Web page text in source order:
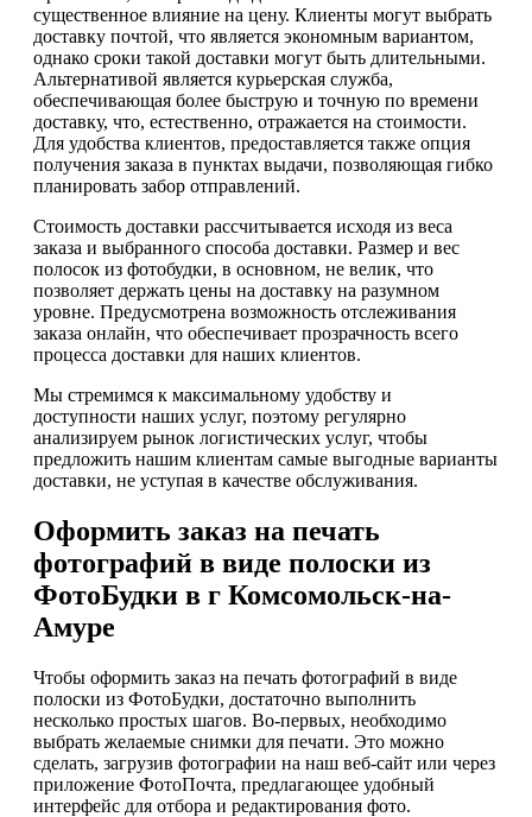
существенное влияние на цену. Клиенты могут выбрать
доставку почтой, что является экономным вариантом,
однако сроки такой доставки могут быть длительными.
Альтернативой является курьерская служба,
обеспечивающая более быструю и точную по времени
доставку, что, естественно, отражается на стоимости.
Для удобства клиентов, предоставляется также опция
получения заказа в пунктах выдачи, позволяющая гибко
планировать забор отправлений.
Стоимость доставки рассчитывается исходя из веса
заказа и выбранного способа доставки. Размер и вес
полосок из фотобудки, в основном, не велик, что
позволяет держать цены на доставку на разумном
уровне. Предусмотрена возможность отслеживания
заказа онлайн, что обеспечивает прозрачность всего
процесса доставки для наших клиентов.
Мы стремимся к максимальному удобству и
доступности наших услуг, поэтому регулярно
анализируем рынок логистических услуг, чтобы
предложить нашим клиентам самые выгодные варианты
доставки, не уступая в качестве обслуживания.
Оформить заказ на печать
фотографий в виде полоски из
ФотоБудки в г Комсомольск-на-
Амуре
Чтобы оформить заказ на печать фотографий в виде
полоски из ФотоБудки, достаточно выполнить
несколько простых шагов. Во-первых, необходимо
выбрать желаемые снимки для печати. Это можно
сделать, загрузив фотографии на наш веб-сайт или через
приложение ФотоПочта, предлагающее удобный
интерфейс для отбора и редактирования фото.